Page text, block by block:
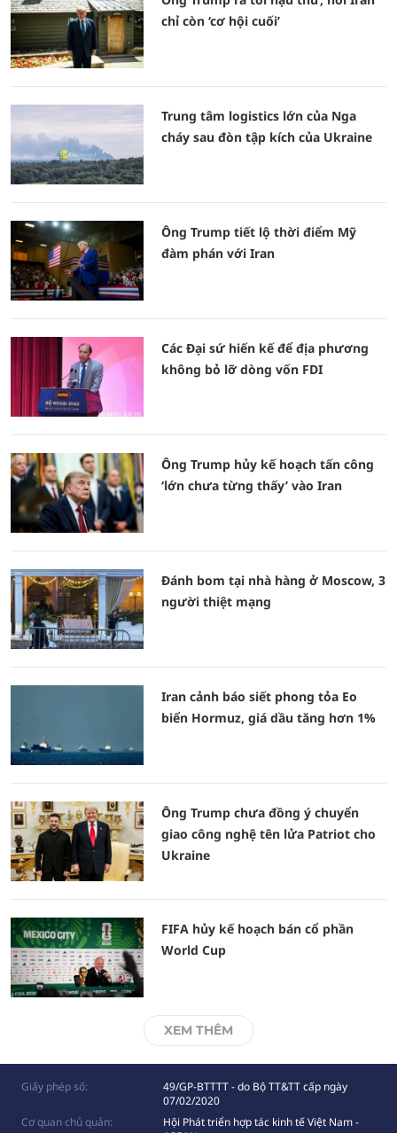
chỉ còn ‘cơ hội cuối’
Trung tâm logistics lớn của Nga
cháy sau đòn tập kích của Ukraine
Ông Trump tiết lộ thời điểm Mỹ
đàm phán với Iran
Các Đại sứ hiến kế để địa phương
không bỏ lỡ dòng vốn FDI
Ông Trump hủy kế hoạch tấn công
‘lớn chưa từng thấy’ vào Iran
Đánh bom tại nhà hàng ở Moscow, 3
người thiệt mạng
Iran cảnh báo siết phong tỏa Eo
biển Hormuz, giá dầu tăng hơn 1%
Ông Trump chưa đồng ý chuyển
giao công nghệ tên lửa Patriot cho
Ukraine
FIFA hủy kế hoạch bán cổ phần
World Cup
XEM THÊM
Giấy phép số:
49/GP-BTTTT - do Bộ TT&TT cấp ngày
07/02/2020
Cơ quan chủ quản:
Hội Phát triển hợp tác kinh tế Việt Nam -